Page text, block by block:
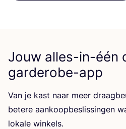
Jouw alles-in-één
garderobe-app
Van je kast naar meer
bete­re aan­koop­be­slis­sin­gen
loka­le winkels.